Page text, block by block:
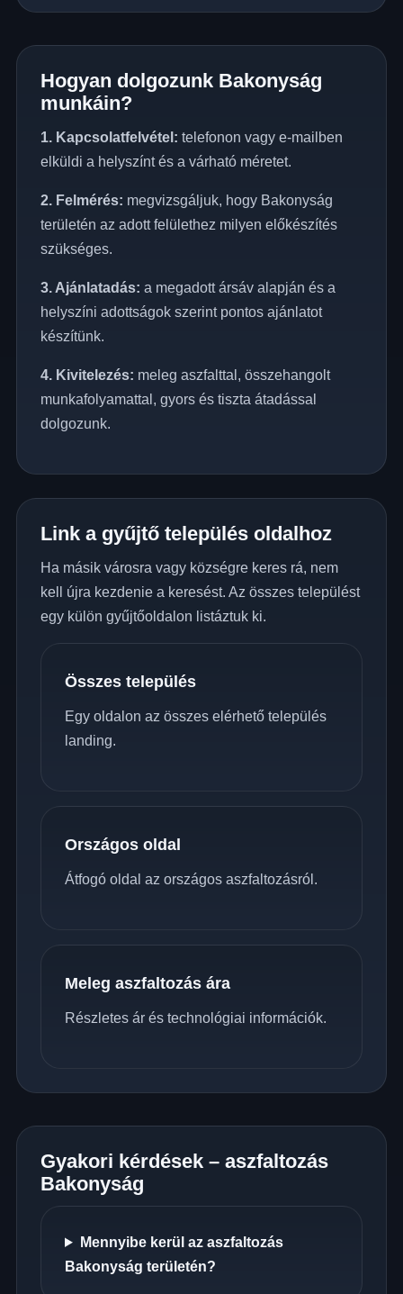
Hogyan dolgozunk Bakonyság
munkáin?
1. Kapcsolatfelvétel: telefonon vagy e-mailben
elküldi a helyszínt és a várható méretet.
2. Felmérés: megvizsgáljuk, hogy Bakonyság
területén az adott felülethez milyen előkészítés
szükséges.
3. Ajánlatadás: a megadott ársáv alapján és a
helyszíni adottságok szerint pontos ajánlatot
készítünk.
4. Kivitelezés: meleg aszfalttal, összehangolt
munkafolyamattal, gyors és tiszta átadással
dolgozunk.
Link a gyűjtő település oldalhoz
Ha másik városra vagy községre keres rá, nem
kell újra kezdenie a keresést. Az összes települést
egy külön gyűjtőoldalon listáztuk ki.
Összes település
Egy oldalon az összes elérhető település
landing.
Országos oldal
Átfogó oldal az országos aszfaltozásról.
Meleg aszfaltozás ára
Részletes ár és technológiai információk.
Gyakori kérdések – aszfaltozás
Bakonyság
Mennyibe kerül az aszfaltozás
Bakonyság területén?